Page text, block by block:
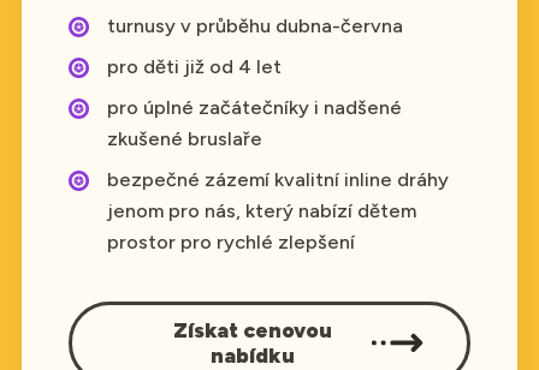
turnusy v průběhu dubna-června
pro děti již od 4 let
pro úplné začátečníky i nadšené
zkušené bruslaře
bezpečné zázemí kvalitní inline dráhy
jenom pro nás, který nabízí dětem
prostor pro rychlé zlepšení
Získat cenovou
nabídku